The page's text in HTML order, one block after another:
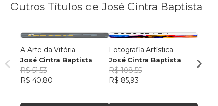
Outros Títulos de José Cintra Baptista
A Arte da Vitória
José Cintra Baptista
R$ 51,53
R$ 40,80
Fotografia Artística
José Cintra Baptista
R$ 108,55
R$ 85,93
José
R$